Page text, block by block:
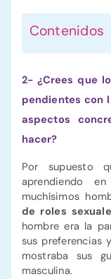
Contenidos
2- ¿Crees que
pendientes con
aspectos
hacer?
Por supuesto
aprendiendo
muchísimos
de roles
hombre era la
sus preferencias
mostraba sus
masculina.